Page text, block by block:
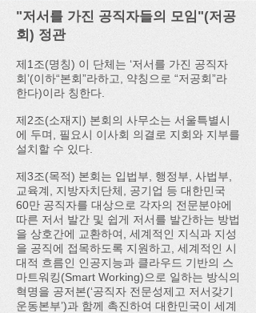
"저서를 가진 공직자들의 모임"(저공
회) 정관
제1조(명칭) 이 단체는 ‘저서를 가진 공직자
회’(이하“본회”라하고, 약칭으로 “저공회”라
한다)이라 칭한다.
제2조(소재지) 본회의 사무소는 서울특별시
에 두며, 필요시 이사회 의결로 지회와 지부를
설치할 수 있다.
제3조(목적) 본회는 입법부, 행정부, 사법부,
교육계, 지방자치단체, 공기업 등 대한민국
60만 공직자를 대상으로 각자의 전문분야에
따른 저서 발간 및 쉽게 저서를 발간하는 방법
을 상호간에 교환하여, 세계적인 지식과 지성
을 공직에 접목하도록 지원하고, 세계적인 시
대적 흐름인 인공지능과 클라우드 기반의 스
마트워킹(Smart Working)으로 일하는 방식의
혁명을 공저본(‘공직자 전문성제고 저서갖기
운동본부’)과 함께 촉진하여 대한민국이 세계